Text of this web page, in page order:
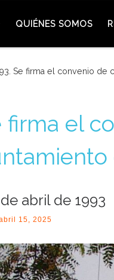
QUIÉNES SOMOS
Se firma el convenio
firma el
abril de 1993
15, 2025